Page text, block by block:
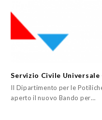
Servizio Civile
Il Dipartimento per le
aperto il nuovo Bando per…